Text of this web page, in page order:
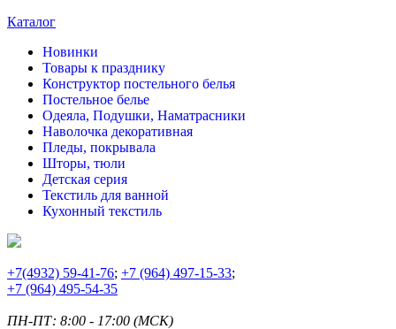
Каталог
Новинки
Товары к празднику
Конструктор постельного белья
Постельное белье
Одеяла, Подушки, Наматрасники
Наволочка декоративная
Пледы, покрывала
Шторы, тюли
Детская серия
Текстиль для ванной
Кухонный текстиль
+7(4932) 59-41-76; +7 (964) 497-15-33;
+7 (964) 495-54-35
ПН-ПТ: 8:00 - 17:00 (МСК)